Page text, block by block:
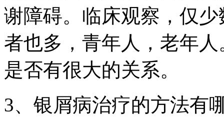
谢障碍。临床观察，仅
者也多，青年人，老年
是否有很大的关系。
3、银屑病治疗的方法有